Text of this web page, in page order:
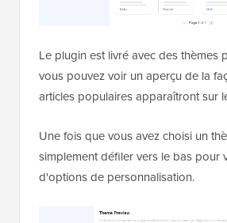
Le plugin est livré avec des thèmes
vous pouvez voir un aperçu de la
articles populaires apparaîtront sur
Une fois que vous avez choisi un
simplement défiler vers le bas pour
d'options de personnalisation.